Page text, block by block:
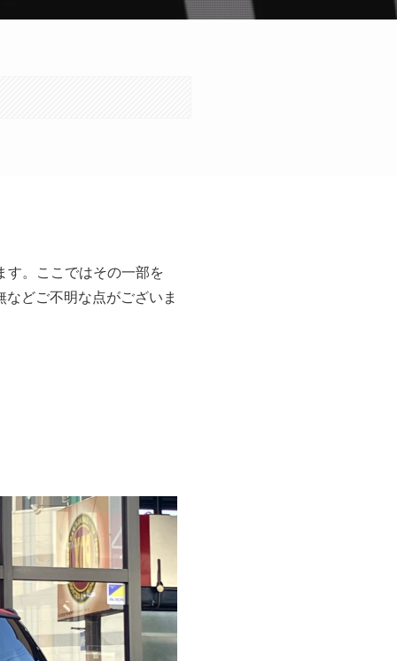
す。ここではその一部を
どご不明な点がございま